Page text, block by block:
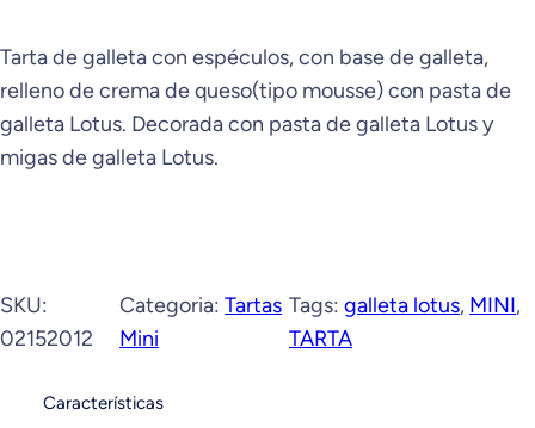
Tarta de galleta con espéculos, con base de galleta,
relleno de crema de queso(tipo mousse) con pasta de
galleta Lotus. Decorada con pasta de galleta Lotus y
migas de galleta Lotus.
SKU:
02152012
Categoria:Tartas
Mini
Tags:galleta lotus, MINI
TARTA
Características